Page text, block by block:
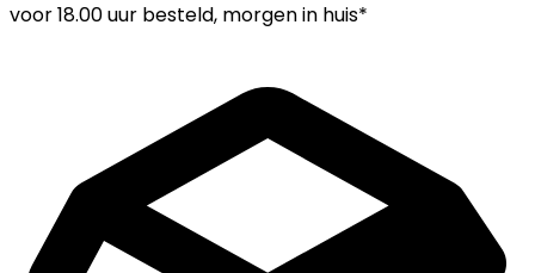
voor18.00 uur besteld, morgen in huis*